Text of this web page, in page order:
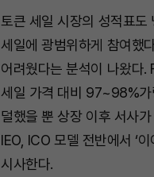
토큰 세일 시장의 성적표
세일에 광범위하게 참여했
어려웠다는 분석이 나왔다
세일 가격 대비 97~98%가
덜했을 뿐 상장 이후 서사
IEO, ICO 모델 전반에서 ‘
시사한다.